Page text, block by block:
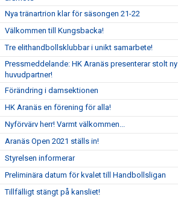
Nya tränartrion klar för säsongen 21-22
Välkommen till Kungsbacka!
Tre elithandbollsklubbar i unikt samarbete!
Pressmeddelande: HK Aranäs presenterar stolt ny
huvudpartner!
Förändring i damsektionen
HK Aranäs en förening för alla!
Nyförvärv herr! Varmt välkommen...
Aranäs Open 2021 ställs in!
Styrelsen informerar
Preliminära datum för kvalet till Handbollsligan
Tillfälligt stängt på kansliet!